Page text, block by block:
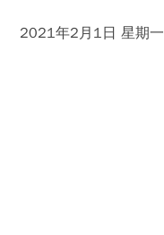
2021年2月1日 星期一